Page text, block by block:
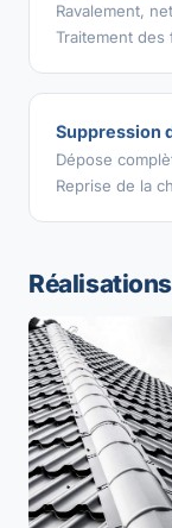
Ravalement,
Traitement
Suppression
Dépose
Reprise de la